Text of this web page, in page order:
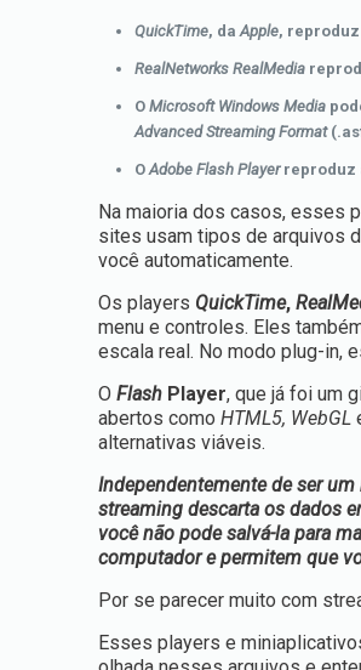
QuickTime, daApple,
RealNetworks RealMedia
OMicrosoft Windows Media
Advanced Streaming Format
OAdobe Flash Playerreproduz
Na maioria dos casos, esses
sites usam tipos de arquivos
você automaticamente.
Os players QuickTime,
menu e controles. Eles
escala real. No modo plug-in,
OFlash Player, que já foi um
abertos comoHTML5, WebGL
alternativas viáveis.
Independentemente de ser
streaming descarta os dados
você não pode salvá-la para
computador e permitem que
Por se parecer muito com
Esses players e